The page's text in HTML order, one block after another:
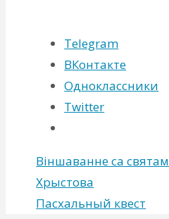
Telegram
ВКонтакте
Одноклассники
Twitter
Віншаванне са
Хрыстова
Пасхальный квест